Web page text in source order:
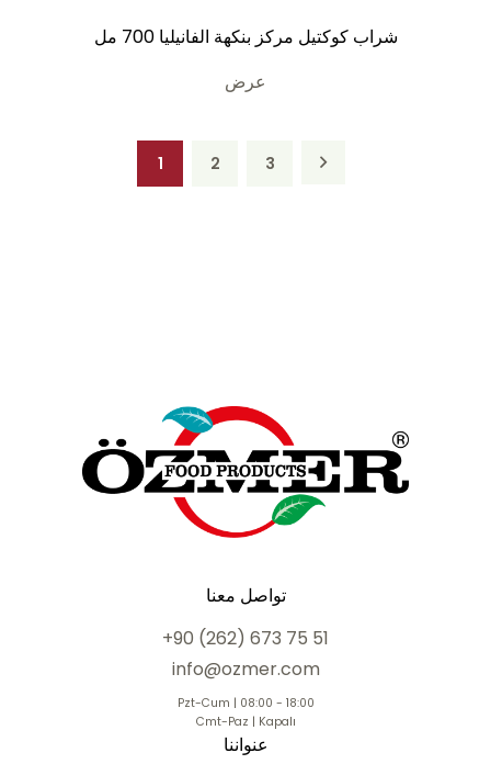
شراب كوكتيل مركز بنكهة الفانيليا 700 مل
عرض
1 2 3
تواصل معنا
+90 (262) 673 75 51
info@ozmer.com
Pzt-Cum | 08:00 - 18:00
Cmt-Paz | Kapalı
عنواننا